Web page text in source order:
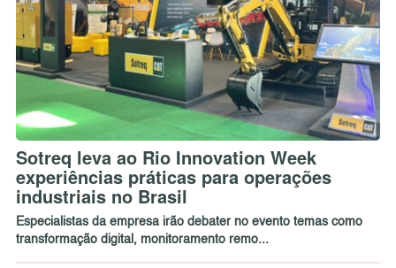
Sotreq leva ao Rio Innovation Week
experiências práticas para operações
industriais no Brasil
Especialistas da empresa irão debater no evento temas como
transformação digital, monitoramento remo...